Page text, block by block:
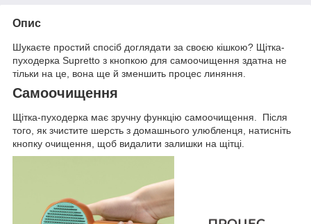
Опис
Шукаєте простий спосіб доглядати за своєю кішкою? Щітка-
пуходерка Supretto з кнопкою для самоочищення здатна не
тільки на це, вона ще й зменшить процес линяння.
Самоочищення
Щітка-пуходерка має зручну функцію самоочищення. Після
того, як зчистите шерсть з домашнього улюбленця, натисніть
кнопку очищення, щоб видалити залишки на щітці.